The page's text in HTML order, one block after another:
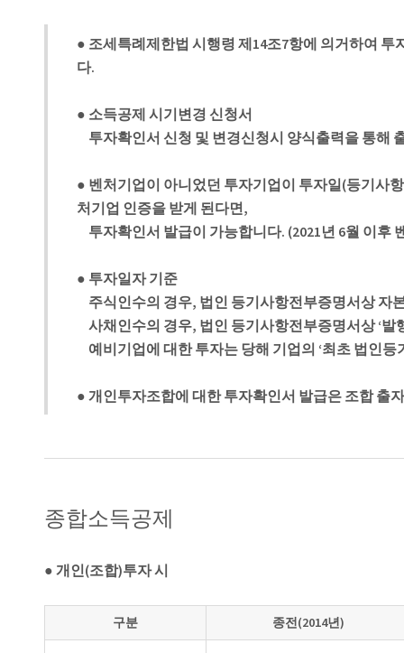
● 조세특례제한법 시행령 제14조7항에 의거하여
다.
● 소득공제 시기변경 신청서
투자확인서 신청 및 변경신청시 양식출력을 통해
● 벤처기업이 아니었던 투자기업이 투자일(등기사
처기업 인증을 받게 된다면,
투자확인서 발급이 가능합니다. (2021년 6월 이후
● 투자일자 기준
주식인수의 경우, 법인 등기사항전부증명서상 자
사채인수의 경우, 법인 등기사항전부증명서상 ‘발
예비기업에 대한 투자는 당해 기업의 ‘최초 법인등
● 개인투자조합에 대한 투자확인서 발급은 조합 출
종합소득공제
● 개인(조합)투자 시
구분 종전(2014년)